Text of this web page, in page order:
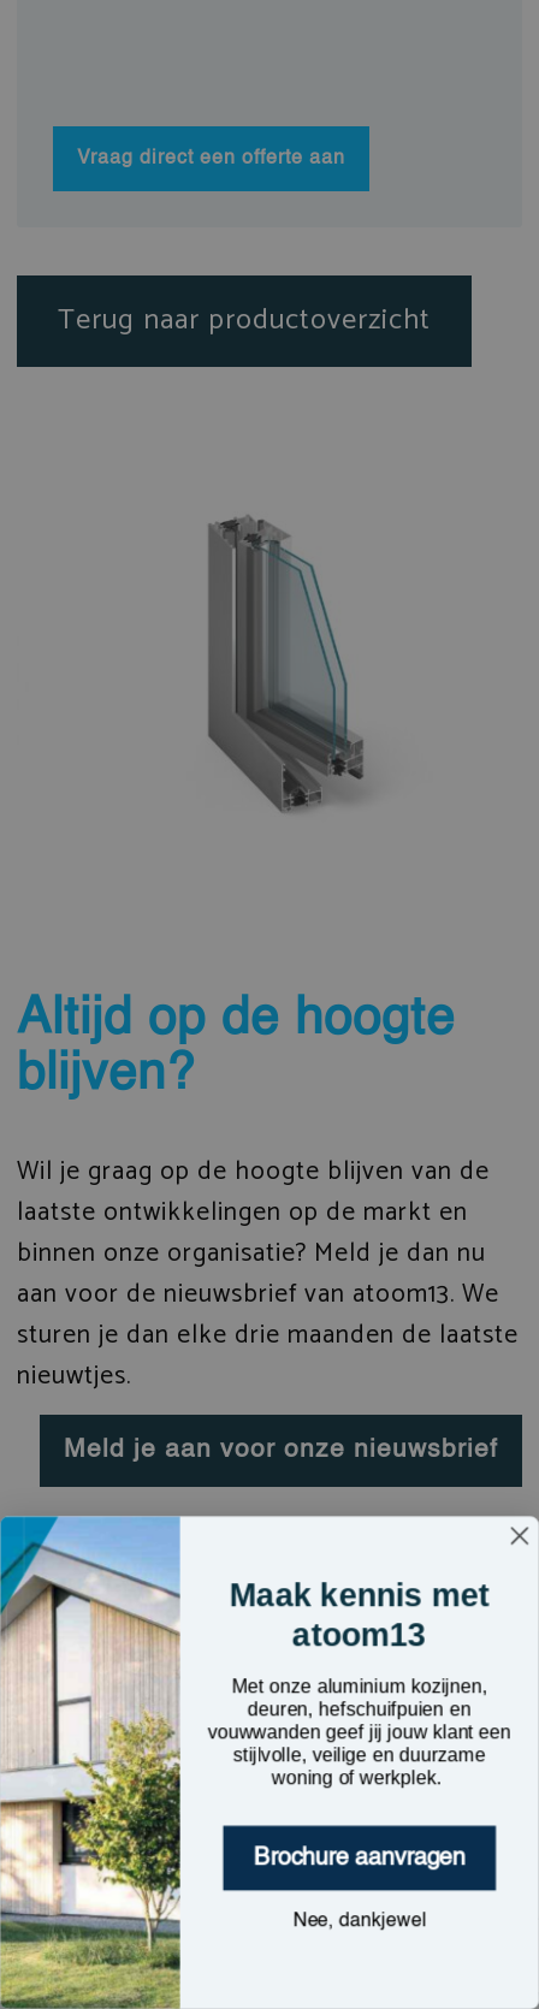
Vraag direct een offerte aan
Terug naar productoverzicht
Altijd op de hoogte
blijven?
Wil je graag op de hoogte blijven van de
laatste ontwikkelingen op de markt en
binnen onze organisatie? Meld je dan nu
aan voor de nieuwsbrief van atoom13. We
sturen je dan elke drie maanden de laatste
nieuwtjes.
Meld je aan voor onze nieuwsbrief
Maak kennis met
atoom13
Met onze aluminium kozijnen,
deuren, hefschuifpuien en
vouwwanden geef jij jouw klant een
stijlvolle, veilige en duurzame
woning of werkplek.
Brochure aanvragen
Nee, dankjewel